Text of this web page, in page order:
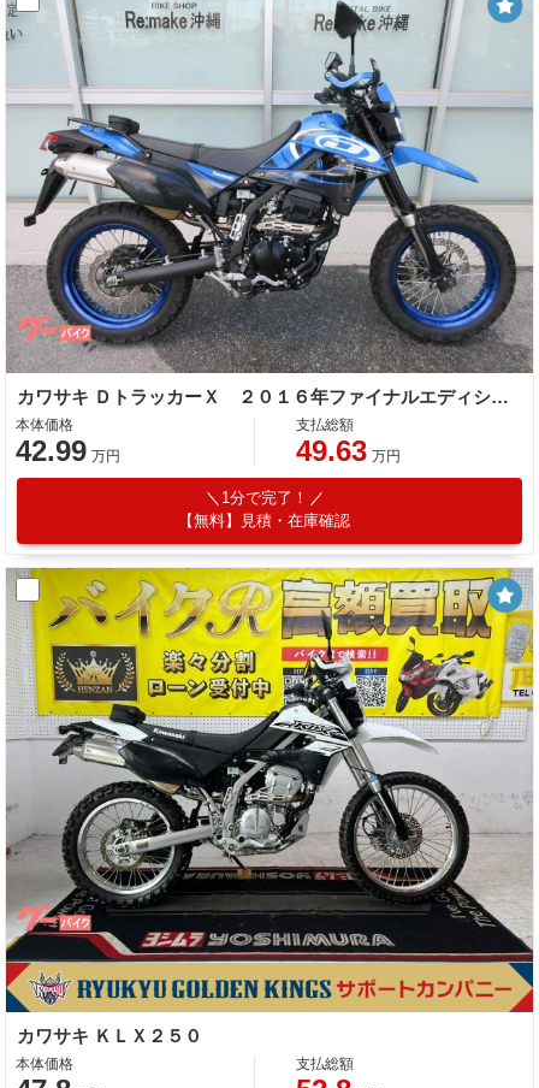
カワサキ ＤトラッカーＸ ２０１６年ファイナルエディション ＺＥＴＡナックルガード オフロード仕様
本体価格
42.99 万円
支払総額
49.63 万円
1分で完了！
【無料】見積・在庫確認
カワサキ ＫＬＸ２５０
本体価格 支払総額